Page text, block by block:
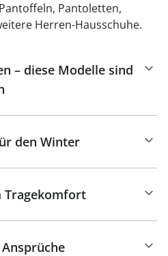
Pantoletten,
Herren-Hausschuhe.
– diese Modelle sind
den Winter
Tragekomfort